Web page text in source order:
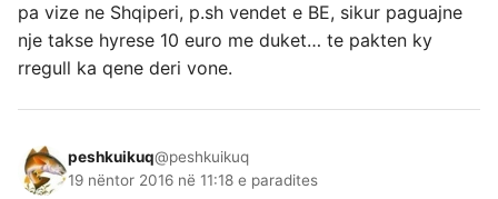
pa vize ne Shqiperi, p.sh vendet e BE, sikur paguajne
nje takse hyrese 10 euro me duket… te pakten ky
rregull ka qene deri vone.
peshkuikuq@peshkuikuq
19 nëntor 2016 në 11:18 e paradites